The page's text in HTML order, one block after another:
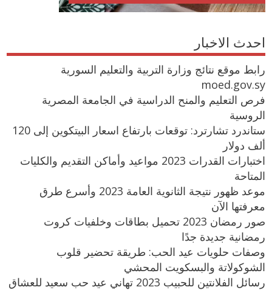
احدث الاخبار
رابط موقع نتائج وزارة التربية والتعليم السورية
moed.gov.sy
فرص التعليم والمنح الدراسية في الجامعة المصرية
الروسية
ستاندرد تشارترد: توقعات بارتفاع اسعار البيتكوين إلى 120
ألف دولار
اختبارات القدرات 2023 مواعيد وأماكن التقديم والكليات
المتاحة
موعد ظهور نتيجة الثانوية العامة 2023 وأسرع طرق
معرفتها الآن
صور رمضان 2023 تحميل بطاقات وخلفيات كروت
رمضانية جديدة جدًا
وصفات حلويات عيد الحب: طريقة تحضير قلوب
الشوكولاتة والبسكويت المحشي
رسائل الفلانتين للحبيب 2023 تهاني عيد حب سعيد للعشاق